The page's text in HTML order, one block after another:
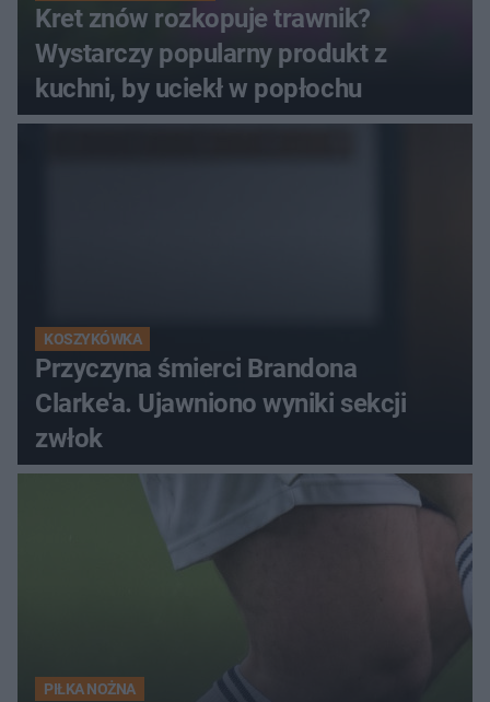
Kret znów rozkopuje trawnik?
Wystarczy popularny produkt z
kuchni, by uciekł w popłochu
KOSZYKÓWKA
Przyczyna śmierci Brandona
Clarke'a. Ujawniono wyniki sekcji
zwłok
PIŁKA NOŻNA